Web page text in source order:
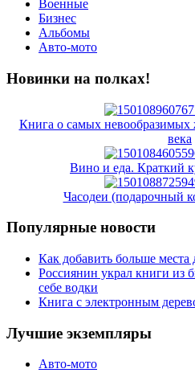
Военные
Бизнес
Альбомы
Авто-мото
Новинки на полках!
Книга о самых
века
Вино и еда. Краткий
Часодеи (подарочный
Популярные новости
Как добавить больше
Россиянин украл книги из
себе водки
Книга с электронным
Лучшие экземпляры
Авто-мото